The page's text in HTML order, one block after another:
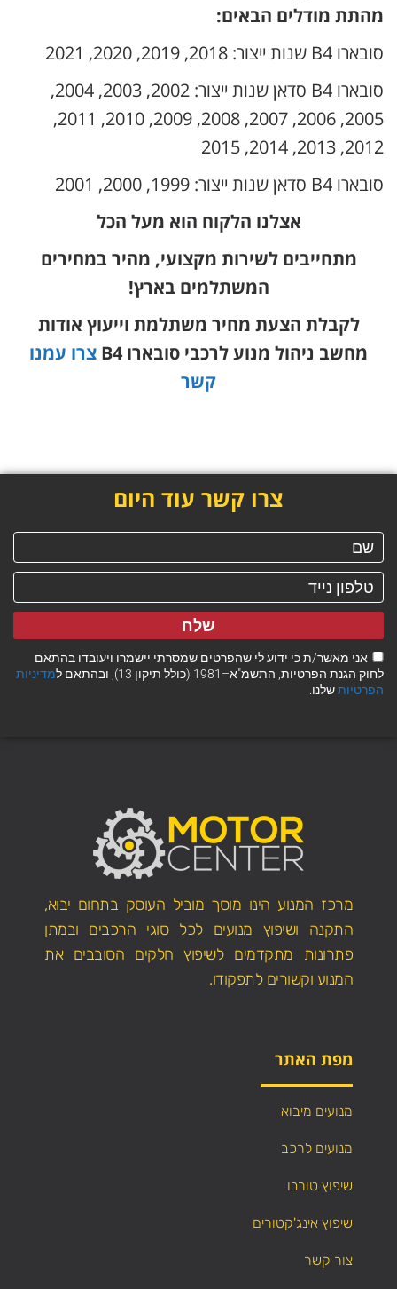
מהתת מודלים הבאים:
סובארו B4 שנות ייצור: 2018, 2019, 2020, 2021
סובארו B4 סדאן שנות ייצור: 2002, 2003, 2004,
2005, 2006, 2007, 2008, 2009, 2010, 2011,
2012, 2013, 2014, 2015
סובארו B4 סדאן שנות ייצור: 1999, 2000, 2001
אצלנו הלקוח הוא מעל הכל
מתחייבים לשירות מקצועי, מהיר במחירים
המשתלמים בארץ!
לקבלת הצעת מחיר משתלמת וייעוץ אודות
מחשב ניהול מנוע לרכבי סובארו B4
צרו עמנו
קשר
צרו קשר עוד היום
אני מאשר/ת כי ידוע לי שהפרטים שמסרתי יישמרו ויעובדו בהתאם
לחוק הגנת הפרטיות, התשמ"א–1981 (כולל תיקון 13), ובהתאם ל
מדיניות
הפרטיותשלנו.
שלח
מרכז המנוע הינו מוסך מוביל העוסק בתחום יבוא,
התקנה ושיפוץ מנועים לכל סוגי הרכבים ובמתן
פתרונות מתקדמים לשיפוץ חלקים הסובבים את
המנוע וקשורים לתפקודו.
מפת האתר
מנועים מיבוא
מנועים לרכב
שיפוץ טורבו
שיפוץ אינג'קטורים
צור קשר